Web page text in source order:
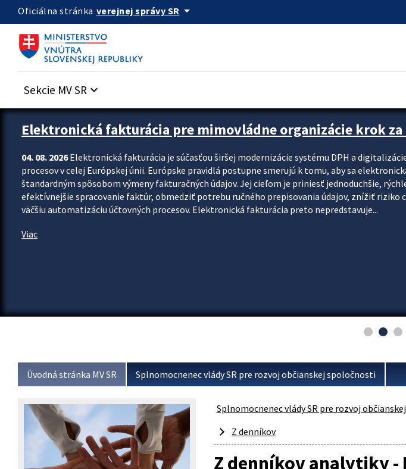
Preskocit na hlavný obsah
Oficiálna stránka verejnej správy SR arrow_drop_down
Sekcie MV SR keyboard_arrow_down
Zastavit automatický posun upútavok
Elektronická fakturácia pre mimovládne organizácie krok
04. 08. 2026Elektronická fakturácia je súčasťou širšej modernizácie systému DPH a
procesov v celej Európskej únii. Európske pravidlá postupne smerujú k tomu, aby sa
štandardným spôsobom výmeny fakturačných údajov. Jej cieľom je priniesť jednoduchšie,
efektívnejšie spracovanie faktúr, obmedziť potrebu ručného prepisovania údajov, znížiť riziko
väčšiu automatizáciu účtovných procesov. Elektronická fakturácia preto nepredstavuje...
Viac
Úvodná stránka MV SR Splnomocnenec vlády SR pre rozvoj občianskej spoločnosti
Splnomocnenec vlády SR pre rozvoj
Z denníkov
Z denníkov analytiky -